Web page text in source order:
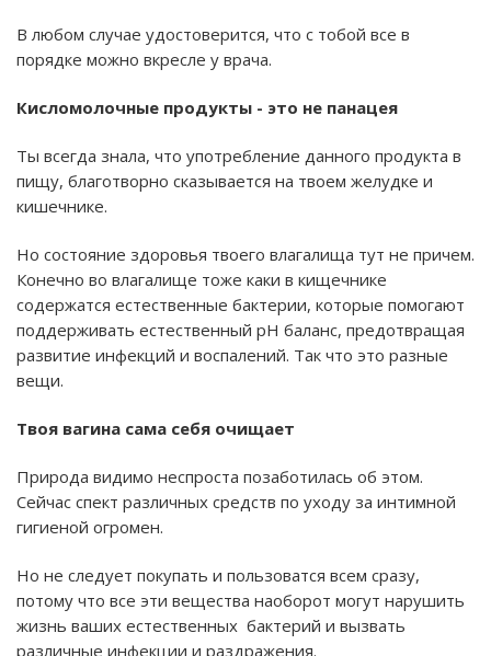
В любом случае удостоверится, что с тобой все в
порядке можно вкресле у врача.
Кисломолочные продукты - это не панацея
Ты всегда знала, что употребление данного продукта в
пищу, благотворно сказывается на твоем желудке и
кишечнике.
Но состояние здоровья твоего влагалища тут не причем.
Конечно во влагалище тоже каки в кищечнике
содержатся естественные бактерии, которые помогают
поддерживать естественный pH баланс, предотвращая
развитие инфекций и воспалений. Так что это разные
вещи.
Твоя вагина сама себя очищает
Природа видимо неспроста позаботилась об этом.
Сейчас спект различных средств по уходу за интимной
гигиеной огромен.
Но не следует покупать и пользоватся всем сразу,
потому что все эти вещества наоборот могут нарушить
жизнь ваших естественных бактерий и вызвать
различные инфекции и раздражения.